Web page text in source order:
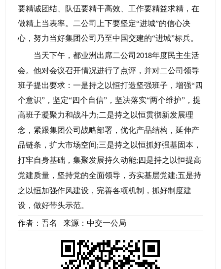
要精诚团结、队伍要精干高效、工作要精益求精，在
做精上当表率。二公司上下要坚定“进城”的信心决
心，努力当好集团公司乃至中国交建的“进城”标兵。
当天下午，都业洲出席二公司 2018年度民主生活
会。他对会议召开情况进行了点评，并对二公司领导
班子提出要求：一是持之以恒打造坚强班子，增强“四
个意识”，坚定“四个自信”，坚决落实“两个维护”，提
高班子凝聚力和战斗力;二是持之以恒贯彻新发展理
念，紧跟集团公司战略部署，优化产品结构，延伸产
品链条，扩大市场空间;三是持之以恒抓好强基固本，
打牢自身基础，集聚发展持久动能; 四是持之以恒提高
党建质量，坚持党的全面领导，夯实基层党建;五是持
之以恒加强作风建设，完善各项机制，抓好制度建
设，做好带头示范。
作者：吾名 来源：中交一公局